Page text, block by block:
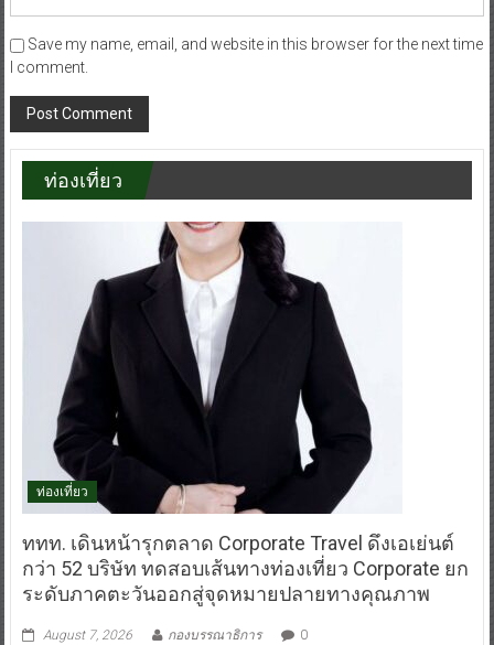
Save my name, email, and website in this browser for the next time
I comment.
ท่องเที่ยว
ท่องเที่ยว
ททท. เดินหน้ารุกตลาด Corporate Travel ดึงเอเย่นต์
กว่า 52 บริษัท ทดสอบเส้นทางท่องเที่ยว Corporate ยก
ระดับภาคตะวันออกสู่จุดหมายปลายทางคุณภาพ
August 7, 2026 กองบรรณาธิการ 0